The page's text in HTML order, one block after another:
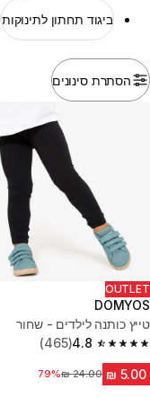
ביגוד תחתון לתינוקות
הסתרת סינונים
OUTLET
DOMYOS
טייץ כותנה לילדים - שחור
4.8
4.8 out of 5 stars from 465 reviews
(465)
מחיר לפני הנחה‏24.00 ₪
79%